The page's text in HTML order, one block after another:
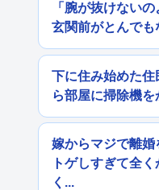
「腕が抜けない
玄関前がとんで
下に住み始めた
ら部屋に掃除機を
嫁からマジで離
トゲしすぎて全
く...